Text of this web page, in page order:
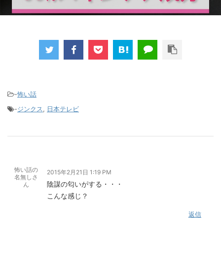
-怖い話
-ジンクス, 日本テレビ
怖い話の
名無しさ
ん
2015年2月21日 1:19 PM
陰謀の匂いがする・・・
こんな感じ？
返信